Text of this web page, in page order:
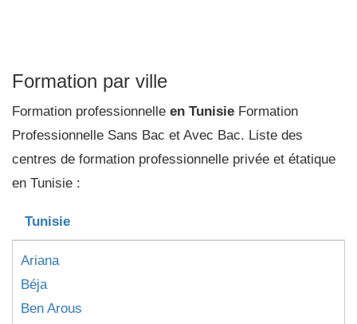
Formation par ville
Formation professionnelle en Tunisie Formation
Professionnelle Sans Bac et Avec Bac. Liste des
centres de formation professionnelle privée et étatique
en Tunisie :
Tunisie
Ariana
Béja
Ben Arous